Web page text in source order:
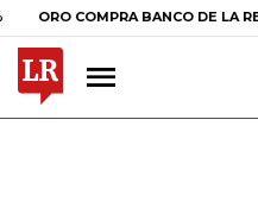
COMPRA BANCO DE LA REPÚBLICA